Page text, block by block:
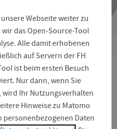
Ranking
Webseite weiter zu
das Open-Source-Tool
Alle damit erhobenen
auf Servern der FH
ist beim ersten Besuch
Nur dann, wenn Sie
Ihr Nutzungsverhalten
Hinweise zu Matomo
Daten